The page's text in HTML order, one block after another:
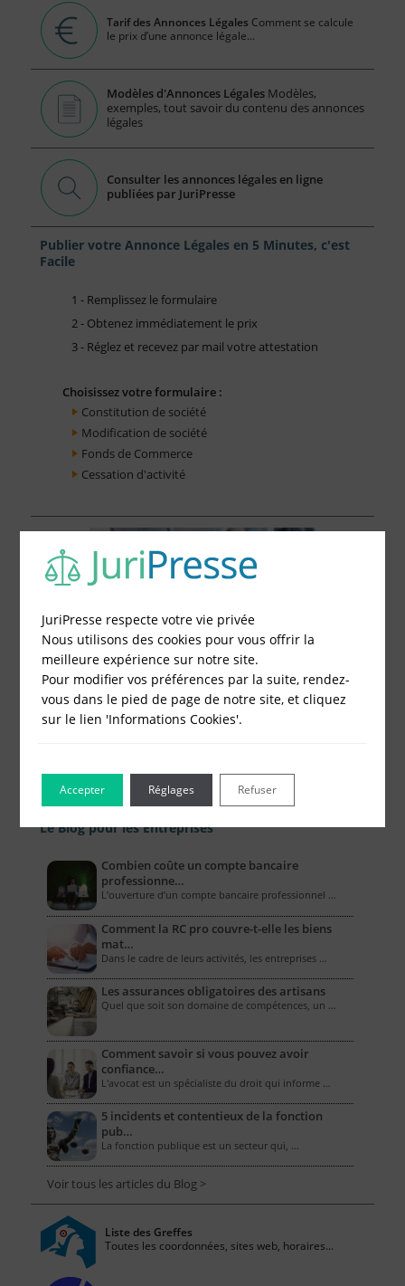
Tarif des Annonces Légales Comment se calcule
le prix d’une annonce légale...
Modèles d'Annonces Légales Modèles,
exemples, tout savoir du contenu des annonces
légales
Consulter les annonces légales en ligne
publiées par JuriPresse
Publier votre Annonce Légales en 5 Minutes, c'est
Facile
1 - Remplissez le formulaire
2 - Obtenez immédiatement le prix
3 - Réglez et recevez par mail votre attestation
Choisissez votre formulaire :
Constitution de société
Modification de société
Fonds de Commerce
Cessation d'activité
Le Blog pour les Entreprises
Combien coûte un compte bancaire
professionne…
L’ouverture d’un compte bancaire professionnel …
Comment la RC pro couvre-t-elle les biens
mat…
Dans le cadre de leurs activités, les entreprises …
Les assurances obligatoires des artisans
Quel que soit son domaine de compétences, un …
Comment savoir si vous pouvez avoir
confiance…
L'avocat est un spécialiste du droit qui informe …
5 incidents et contentieux de la fonction
pub…
La fonction publique est un secteur qui, …
Voir tous les articles du Blog >
Liste des Greffes
Toutes les coordonnées, sites web, horaires...
JuriPresse respecte votre vie privée
Nous utilisons des cookies pour vous offrir la
meilleure expérience sur notre site.
Pour modifier vos préférences par la suite, rendez-
vous dans le pied de page de notre site, et cliquez
sur le lien 'Informations Cookies'.
Accepter Refuser
Réglages